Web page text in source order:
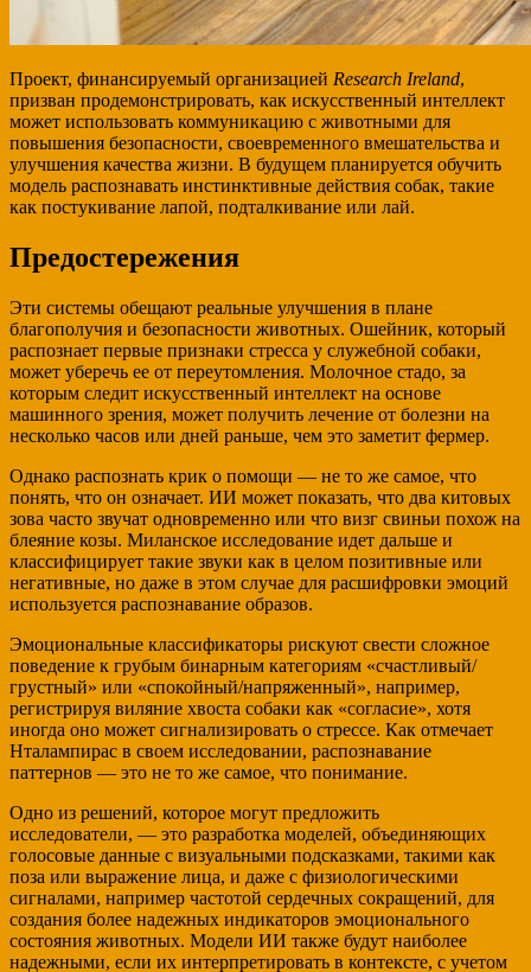
Проект, финансируемый организацией Research Ireland,
призван продемонстрировать, как искусственный интеллект
может использовать коммуникацию с животными для
повышения безопасности, своевременного вмешательства и
улучшения качества жизни. В будущем планируется обучить
модель распознавать инстинктивные действия собак, такие
как постукивание лапой, подталкивание или лай.
Предостережения
Эти системы обещают реальные улучшения в плане
благополучия и безопасности животных. Ошейник, который
распознает первые признаки стресса у служебной собаки,
может уберечь ее от переутомления. Молочное стадо, за
которым следит искусственный интеллект на основе
машинного зрения, может получить лечение от болезни на
несколько часов или дней раньше, чем это заметит фермер.
Однако распознать крик о помощи — не то же самое, что
понять, что он означает. ИИ может показать, что два китовых
зова часто звучат одновременно или что визг свиньи похож на
блеяние козы. Миланское исследование идет дальше и
классифицирует такие звуки как в целом позитивные или
негативные, но даже в этом случае для расшифровки эмоций
используется распознавание образов.
Эмоциональные классификаторы рискуют свести сложное
поведение к грубым бинарным категориям «счастливый/
грустный» или «спокойный/напряженный», например,
регистрируя виляние хвоста собаки как «согласие», хотя
иногда оно может сигнализировать о стрессе. Как отмечает
Нталампирас в своем исследовании, распознавание
паттернов — это не то же самое, что понимание.
Одно из решений, которое могут предложить
исследователи, — это разработка моделей, объединяющих
голосовые данные с визуальными подсказками, такими как
поза или выражение лица, и даже с физиологическими
сигналами, например частотой сердечных сокращений, для
создания более надежных индикаторов эмоционального
состояния животных. Модели ИИ также будут наиболее
надежными, если их интерпретировать в контексте, с учетом